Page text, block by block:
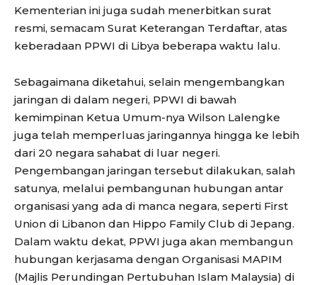
Kementerian ini juga sudah menerbitkan surat
resmi, semacam Surat Keterangan Terdaftar, atas
keberadaan PPWI di Libya beberapa waktu lalu.
Sebagaimana diketahui, selain mengembangkan
jaringan di dalam negeri, PPWI di bawah
kemimpinan Ketua Umum-nya Wilson Lalengke
juga telah memperluas jaringannya hingga ke lebih
dari 20 negara sahabat di luar negeri.
Pengembangan jaringan tersebut dilakukan, salah
satunya, melalui pembangunan hubungan antar
organisasi yang ada di manca negara, seperti First
Union di Libanon dan Hippo Family Club di Jepang.
Dalam waktu dekat, PPWI juga akan membangun
hubungan kerjasama dengan Organisasi MAPIM
(Majlis Perundingan Pertubuhan Islam Malaysia) di